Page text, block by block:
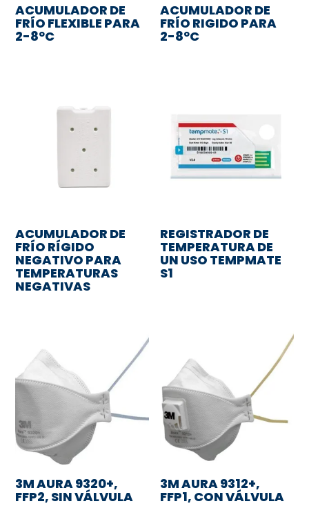
ACUMULADOR DE
FRÍO FLEXIBLE PARA
2-8ºC
ACUMULADOR DE
FRÍO RIGIDO PARA
2-8ºC
ACUMULADOR DE
FRÍO RÍGIDO
NEGATIVO PARA
TEMPERATURAS
NEGATIVAS
REGISTRADOR DE
TEMPERATURA DE
UN USO TEMPMATE
S1
3M AURA 9320+,
FFP2, SIN VÁLVULA
3M AURA 9312+,
FFP1, CON VÁLVULA